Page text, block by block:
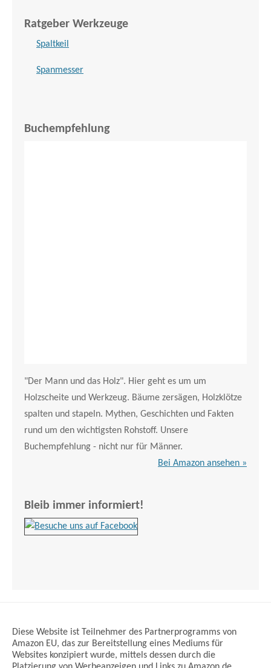
Ratgeber Werkzeuge
Spaltkeil
Spanmesser
Buchempfehlung
"Der Mann und das Holz". Hier geht es um um
Holzscheite und Werkzeug. Bäume zersägen, Holzklötze
spalten und stapeln. Mythen, Geschichten und Fakten
rund um den wichtigsten Rohstoff. Unsere
Buchempfehlung - nicht nur für Männer.
Bei Amazon ansehen »
Bleib immer informiert!
Diese Website ist Teilnehmer des Partnerprogramms von
Amazon EU, das zur Bereitstellung eines Mediums für
Websites konzipiert wurde, mittels dessen durch die